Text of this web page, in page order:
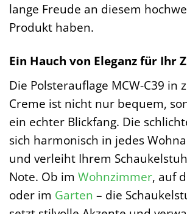
lange Freude an diesem
Produkt haben.
Ein Hauch von Eleganz für Ihr
Die Polsterauflage MCW-C39 in
Creme ist nicht nur bequem,
ein echter Blickfang. Die
sich harmonisch in jedes
und verleiht Ihrem
Note. Ob im Wohnzimmer, auf
oder im Garten – die